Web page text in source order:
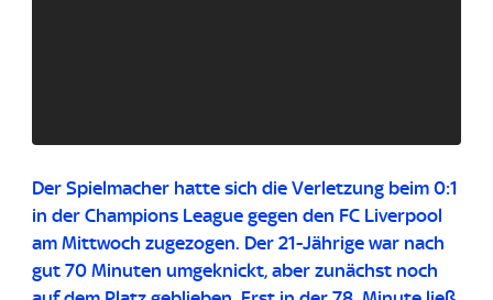
Der Spielmacher hatte sich die Verletzung beim 0:1
in der Champions League gegen den FC Liverpool
am Mittwoch zugezogen. Der 21-Jährige war nach
gut 70 Minuten umgeknickt, aber zunächst noch